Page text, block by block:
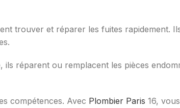
trouver et réparer les fuites rapidement.
ils réparent ou remplacent les pièces
compétences. Avec Plombier Paris 16,